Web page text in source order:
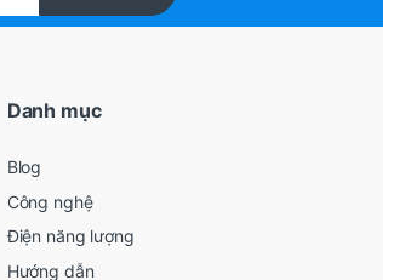
Danh mục
Blog
Công nghệ
Điện năng lượng
Hướng dẫn